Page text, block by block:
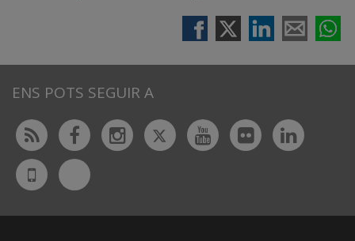
ENS POTS SEGUIR A
Rss FacebookInstagram
TwitterYoutubeFlickr
UdL
App
Bluesky